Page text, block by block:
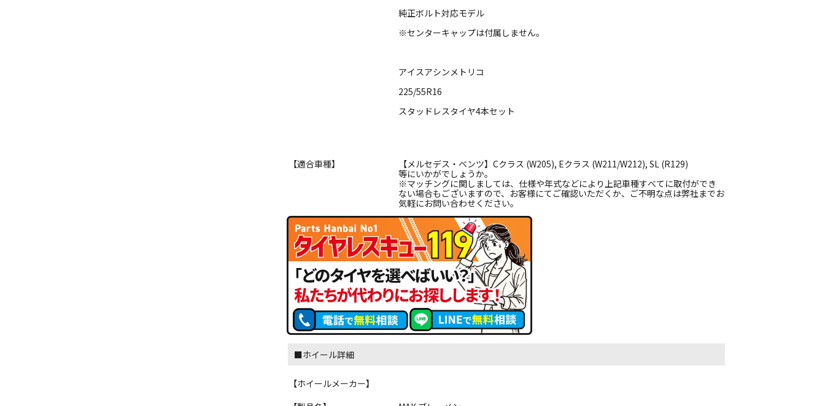
純正ボルト対応モデル
※センターキャップは付属しません。
アイスアシンメトリコ
225/55R16
スタッドレスタイヤ4本セット
【適合車種】
【メルセデス・ベンツ】Cクラス (W205), Eクラス (W211/W212), SL (R129)
等にいかがでしょうか。
※マッチングに関しましては、仕様や年式などにより上記車種すべてに取付ができ
ない場合もございますので、お客様にてご確認いただくか、ご不明な点は弊社までお
気軽にお問い合わせください。
■ホイール詳細
【ホイールメーカー】